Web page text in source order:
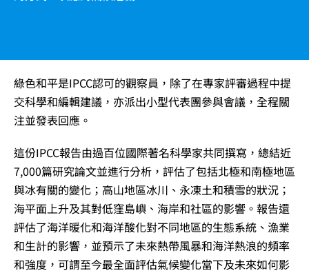
綠色和平是IPCC認可的觀察員，除了在專家評審過程中提
交科學和編輯建議，亦派出小型代表團參與會議，全程關
注並發表回應。
這份IPCC報告由過百位國際著名科學家共同撰寫，總結近
7,000篇研究論文並進行分析，評估了包括北極和南極地區
與冰有關的變化；高山地區冰川、永凍土和積雪的狀況；
海平面上升及其對低窪島嶼、海岸和社區的影響。報告還
評估了海洋暖化和海洋酸化對不同地區的生態系統、漁業
和生計的影響，並預示了未來熱帶風暴和海洋熱浪的頻率
和強度，可謂至今最全面評估氣候變化當下及未來如何影